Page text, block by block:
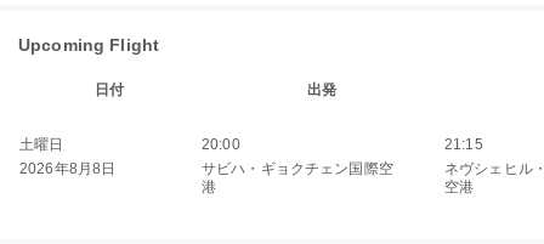
Upcoming Flight
日付 出発
土曜日
2026年8月8日
20:00
サビハ・ギョクチェン国際空
港
21:15
ネヴシェヒル
空港